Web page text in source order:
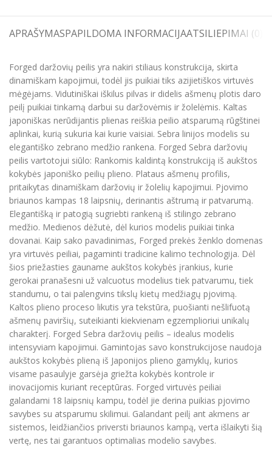
APRAŠYMASPAPILDOMA INFORMACIJAATSILIEPIMAI (0)
Forged daržovių peilis yra nakiri stiliaus konstrukcija, skirta
dinamiškam kapojimui, todėl jis puikiai tiks azijietiškos virtuvės
mėgėjams. Vidutiniškai iškilus pilvas ir didelis ašmenų plotis daro
peilį puikiai tinkamą darbui su daržovėmis ir žolelėmis. Kaltas
japoniškas nerūdijantis plienas reiškia peilio atsparumą rūgštinei
aplinkai, kurią sukuria kai kurie vaisiai. Sebra linijos modelis su
elegantiško zebrano medžio rankena. Forged Sebra daržovių
peilis vartotojui siūlo: Rankomis kaldintą konstrukciją iš aukštos
kokybės japoniško peilių plieno. Plataus ašmenų profilis,
pritaikytas dinamiškam daržovių ir žolelių kapojimui. Pjovimo
briaunos kampas 18 laipsnių, derinantis aštrumą ir patvarumą.
Elegantišką ir patogią sugriebti rankeną iš stilingo zebrano
medžio. Medienos dėžutė, dėl kurios modelis puikiai tinka
dovanai. Kaip sako pavadinimas, Forged prekės ženklo domenas
yra virtuvės peiliai, pagaminti tradicine kalimo technologija. Dėl
šios priežasties gauname aukštos kokybės įrankius, kurie
gerokai pranašesni už valcuotus modelius tiek patvarumu, tiek
standumu, o tai palengvins tikslų kietų medžiagų pjovimą.
Kaltos plieno proceso likutis yra tekstūra, puošianti nešlifuotą
ašmenų paviršių, suteikianti kiekvienam egzemplioriui unikalų
charakterį. Forged Sebra daržovių peilis – idealus modelis
intensyviam kapojimui. Gamintojas savo konstrukcijose naudoja
aukštos kokybės plieną iš Japonijos plieno gamyklų, kurios
visame pasaulyje garsėja griežta kokybės kontrole ir
inovacijomis kuriant receptūras. Forged virtuvės peiliai
galandami 18 laipsnių kampu, todėl jie derina puikias pjovimo
savybes su atsparumu skilimui. Galandant peilį ant akmens ar
sistemos, leidžiančios priversti briaunos kampą, verta išlaikyti šią
vertę, nes tai garantuos optimalias modelio savybes.